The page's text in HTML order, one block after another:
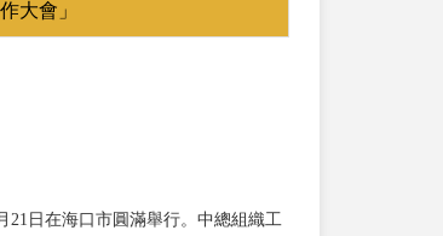
大會」
21日在海口市圓滿舉行。中總組織工